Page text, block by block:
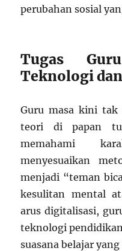
perubahan sosial
Tugas
Teknologi
Guru masa kini tak
teori di papan
memahami
menyesuaikan
menjadi “teman
kesulitan mental
arus digitalisasi,
teknologi
suasana belajar